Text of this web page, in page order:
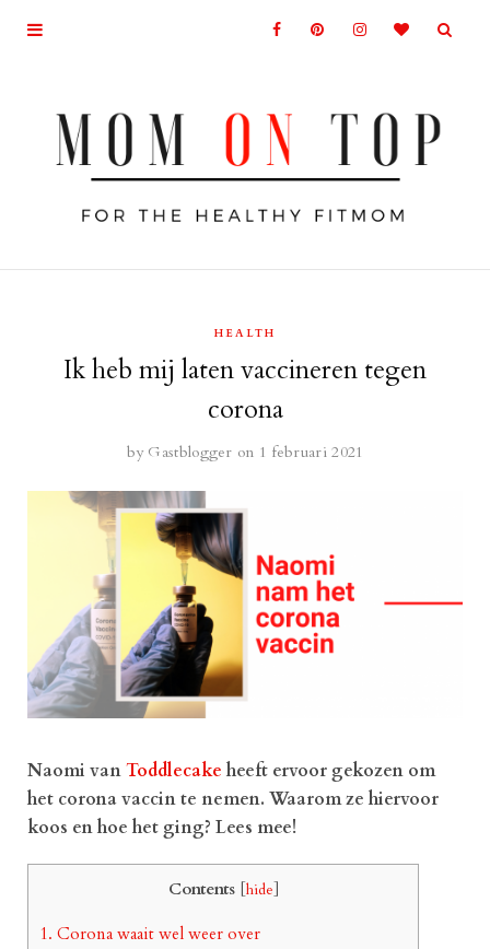
HEALTH
Ik heb mij laten vaccineren tegen
corona
by Gastblogger on 1 februari 2021
Naomi vanToddlecake heeft ervoor gekozen om
het corona vaccin te nemen. Waarom ze hiervoor
koos en hoe het ging? Lees mee!
Contents [hide]
1. Corona waait wel weer over